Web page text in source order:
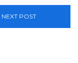
NEXT POST